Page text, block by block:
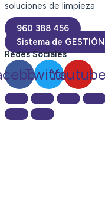
soluciones de limpieza
960 388 456
Sistema de GESTIÓN
Redes Sociales
TwitterYoutube